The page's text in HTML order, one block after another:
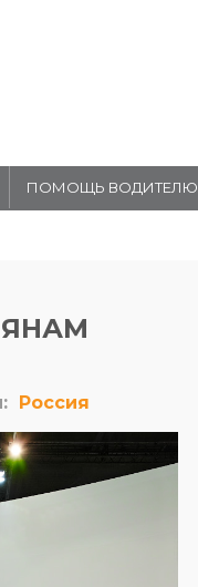
ПОМОЩЬ ВОДИТЕЛЮ
Россия